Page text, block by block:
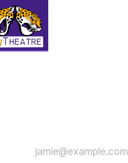
jamie@example.com